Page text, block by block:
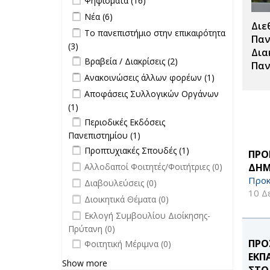
10
Σπουδές filter
Apply Νέα filter
Νέα (6)
Apply Το πανεπιστήμιο στην
επικαιρότητα filter
Το πανεπιστήμιο στην επικαιρότητα
(3)
επικαιρότητα filter
Apply Βραβεία / Διακρίσεις filter
Βραβεία / Διακρίσεις (2)
Διακρίσεις
filter
Apply Ανακοινώσεις άλλων φορέων
filter
Ανακοινώσεις άλλων φορέων (1)
άλλων
Apply Αποφάσεις Συλλογικών
Οργάνων filter
Αποφάσεις Συλλογικών Οργάνων
(1)
Οργάνων filter
Apply Περιοδικές Εκδόσεις
Πανεπιστημίου filter
Περιοδικές Εκδόσεις
Πανεπιστημίου (1)
Εκδόσεις
Πανεπιστημίου filter
Apply Προπτυχιακές Σπουδές filter
Προπτυχιακές Σπουδές (1)
Σπουδές filter
undefined
Αλλοδαποί Φοιτητές/Φοιτήτριες (0)
undefined
Διαβουλεύσεις (0)
undefined
Διοικητικά Θέματα (0)
undefined
Εκλογή Συμβουλίου Διοίκησης-
Πρύτανη (0)
undefined
Φοιτητική Μέριμνα (0)
Show more